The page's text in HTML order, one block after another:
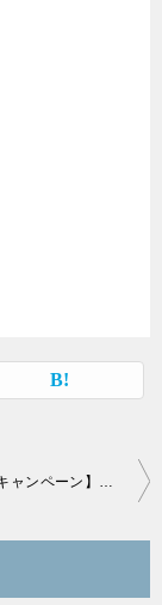
【タイアップキャンペーン】簡単取引で総計40,000円分！